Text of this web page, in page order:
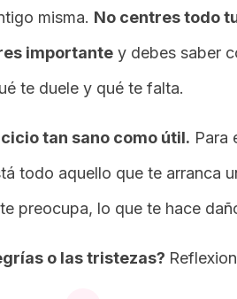
misma. No centres todo
importante y debes saber
te duele y qué te falta.
tan sano como útil. Para
todo aquello que te arranca
preocupa, lo que te hace
o las tristezas?